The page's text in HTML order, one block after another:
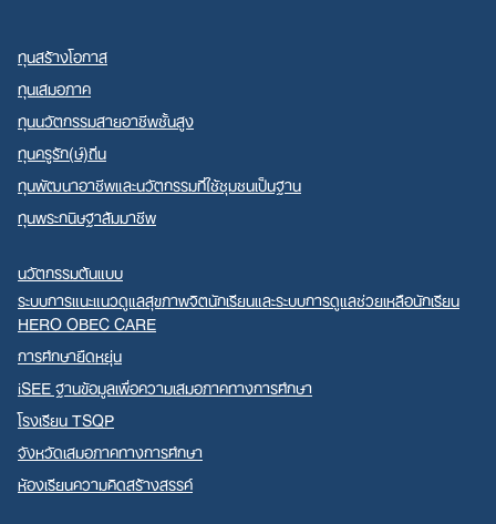
ทุนสร้างโอกาส
ทุนเสมอภาค
ทุนนวัตกรรมสายอาชีพชั้นสูง
ทุนครูรัก(ษ์)ถิ่น
ทุนพัฒนาอาชีพและนวัตกรรมที่ใช้ชุมชนเป็นฐาน
ทุนพระกนิษฐาสัมมาชีพ
นวัตกรรมต้นแบบ
ระบบการแนะแนวดูแลสุขภาพจิตนักเรียนและระบบการดูแลช่วยเหลือนักเรียน
HERO OBEC CARE
การศึกษายืดหยุ่น
iSEE ฐานข้อมูลเพื่อความเสมอภาคทางการศึกษา
โรงเรียน TSQP
จังหวัดเสมอภาคทางการศึกษา
ห้องเรียนความคิดสร้างสรรค์